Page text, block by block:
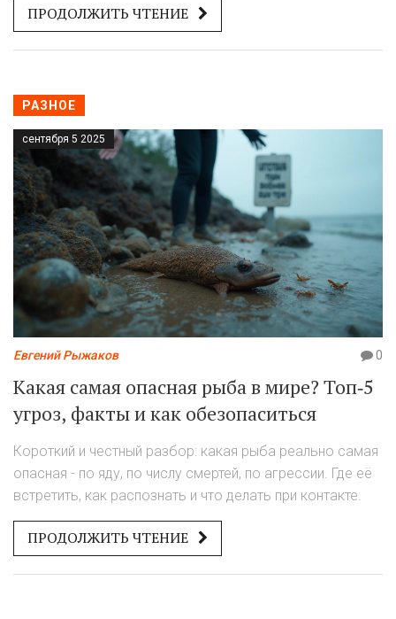
ПРОДОЛЖИТЬ ЧТЕНИЕ
РАЗНОЕ
сентября 5 2025
Евгений Рыжаков 0
Какая самая опасная рыба в мире? Топ‑5
угроз, факты и как обезопаситься
Короткий и честный разбор: какая рыба реально самая
опасная - по яду, по числу смертей, по агрессии. Где её
встретить, как распознать и что делать при контакте.
ПРОДОЛЖИТЬ ЧТЕНИЕ